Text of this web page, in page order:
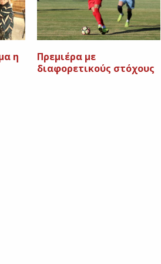
η
Πρεμιέρα με
διαφορετικούς στόχους